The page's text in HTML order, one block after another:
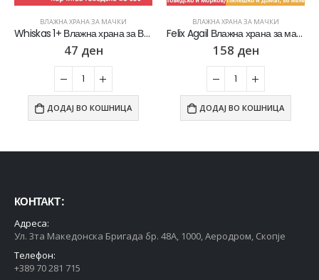
ВЛАЖНА ХРАНА ЗА МАЧКИ
Whiskas 1+ Влажна храна за Возрасни мачки со Парчиња Говедско во сос [Кесичка 85гр]
47 ден
ДОДАЈ ВО КОШНИЦА
ВЛАЖНА ХРАНА ЗА МАЧКИ
Felix Agail Влажна храна за мачки со Говедско и морков/Пилешко и домат во желе [Кесичка 4×85гр]
158 ден
ДОДАЈ ВО КОШНИЦА
КОНТАКТ :
Адреса:
Ул. 3та Македонска Бригада бр. 48А, 1000, Аеродром, Скопје
Телефон:
+389 70 281 715